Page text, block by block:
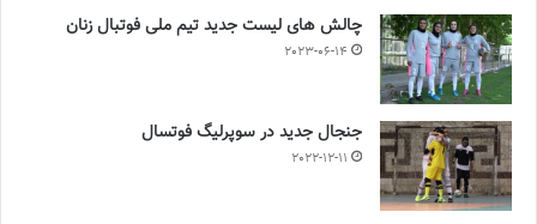
چالش هاى ليست جدید تيم ملى فوتبال زنان
2023-06-14
جنجال جدید در سوپرلیگ فوتسال
2022-12-11